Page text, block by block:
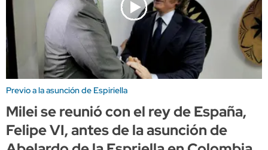
Previo a la asunción de Espiriella
Milei se reunió con el rey de España,
Felipe VI, antes de la asunción de